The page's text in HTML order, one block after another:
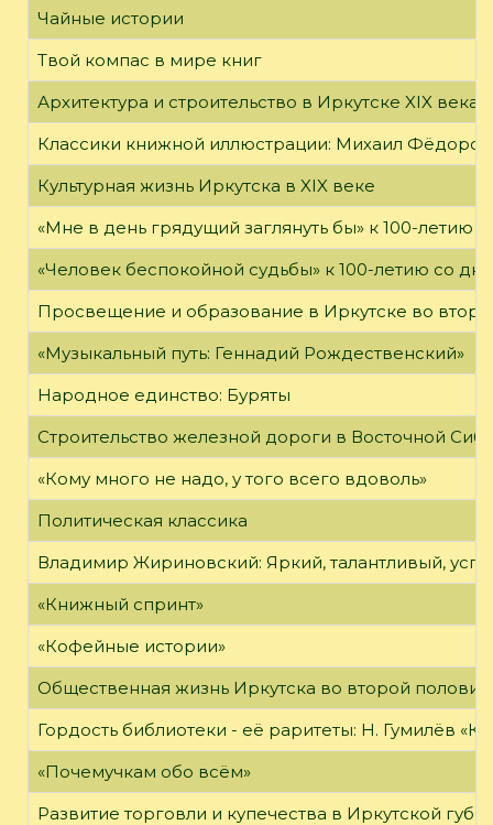
Чайные истории
Твой компас в мире книг
Архитектура и строительство в Иркутске XIX века
Классики книжной иллюстрации: Михаил Фёдоров
Культурная жизнь Иркутска в XIX веке
«Мне в день грядущий заглянуть бы» к 100-летию
«Человек беспокойной судьбы» к 100-летию со
Просвещение и образование в Иркутске во
«Музыкальный путь: Геннадий Рождественский»
Народное единство: Буряты
Строительство железной дороги в Восточной
«Кому много не надо, у того всего вдоволь»
Политическая классика
Владимир Жириновский: Яркий, талантливый,
«Книжный спринт»
«Кофейные истории»
Общественная жизнь Иркутска во второй
Гордость библиотеки - её раритеты: Н. Гумилёв
«Почемучкам обо всём»
Развитие торговли и купечества в Иркутской